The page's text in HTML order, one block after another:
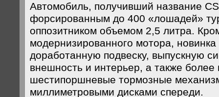
Автомобиль, получивший название
форсированным до 400 «лошадей»
оппозитником объемом 2,5 литра.
модернизированного мотора, новинка
доработанную подвеску, выпускную
внешность и интерьер, а также
шестипоршневые тормозные
миллиметровыми дисками спереди.